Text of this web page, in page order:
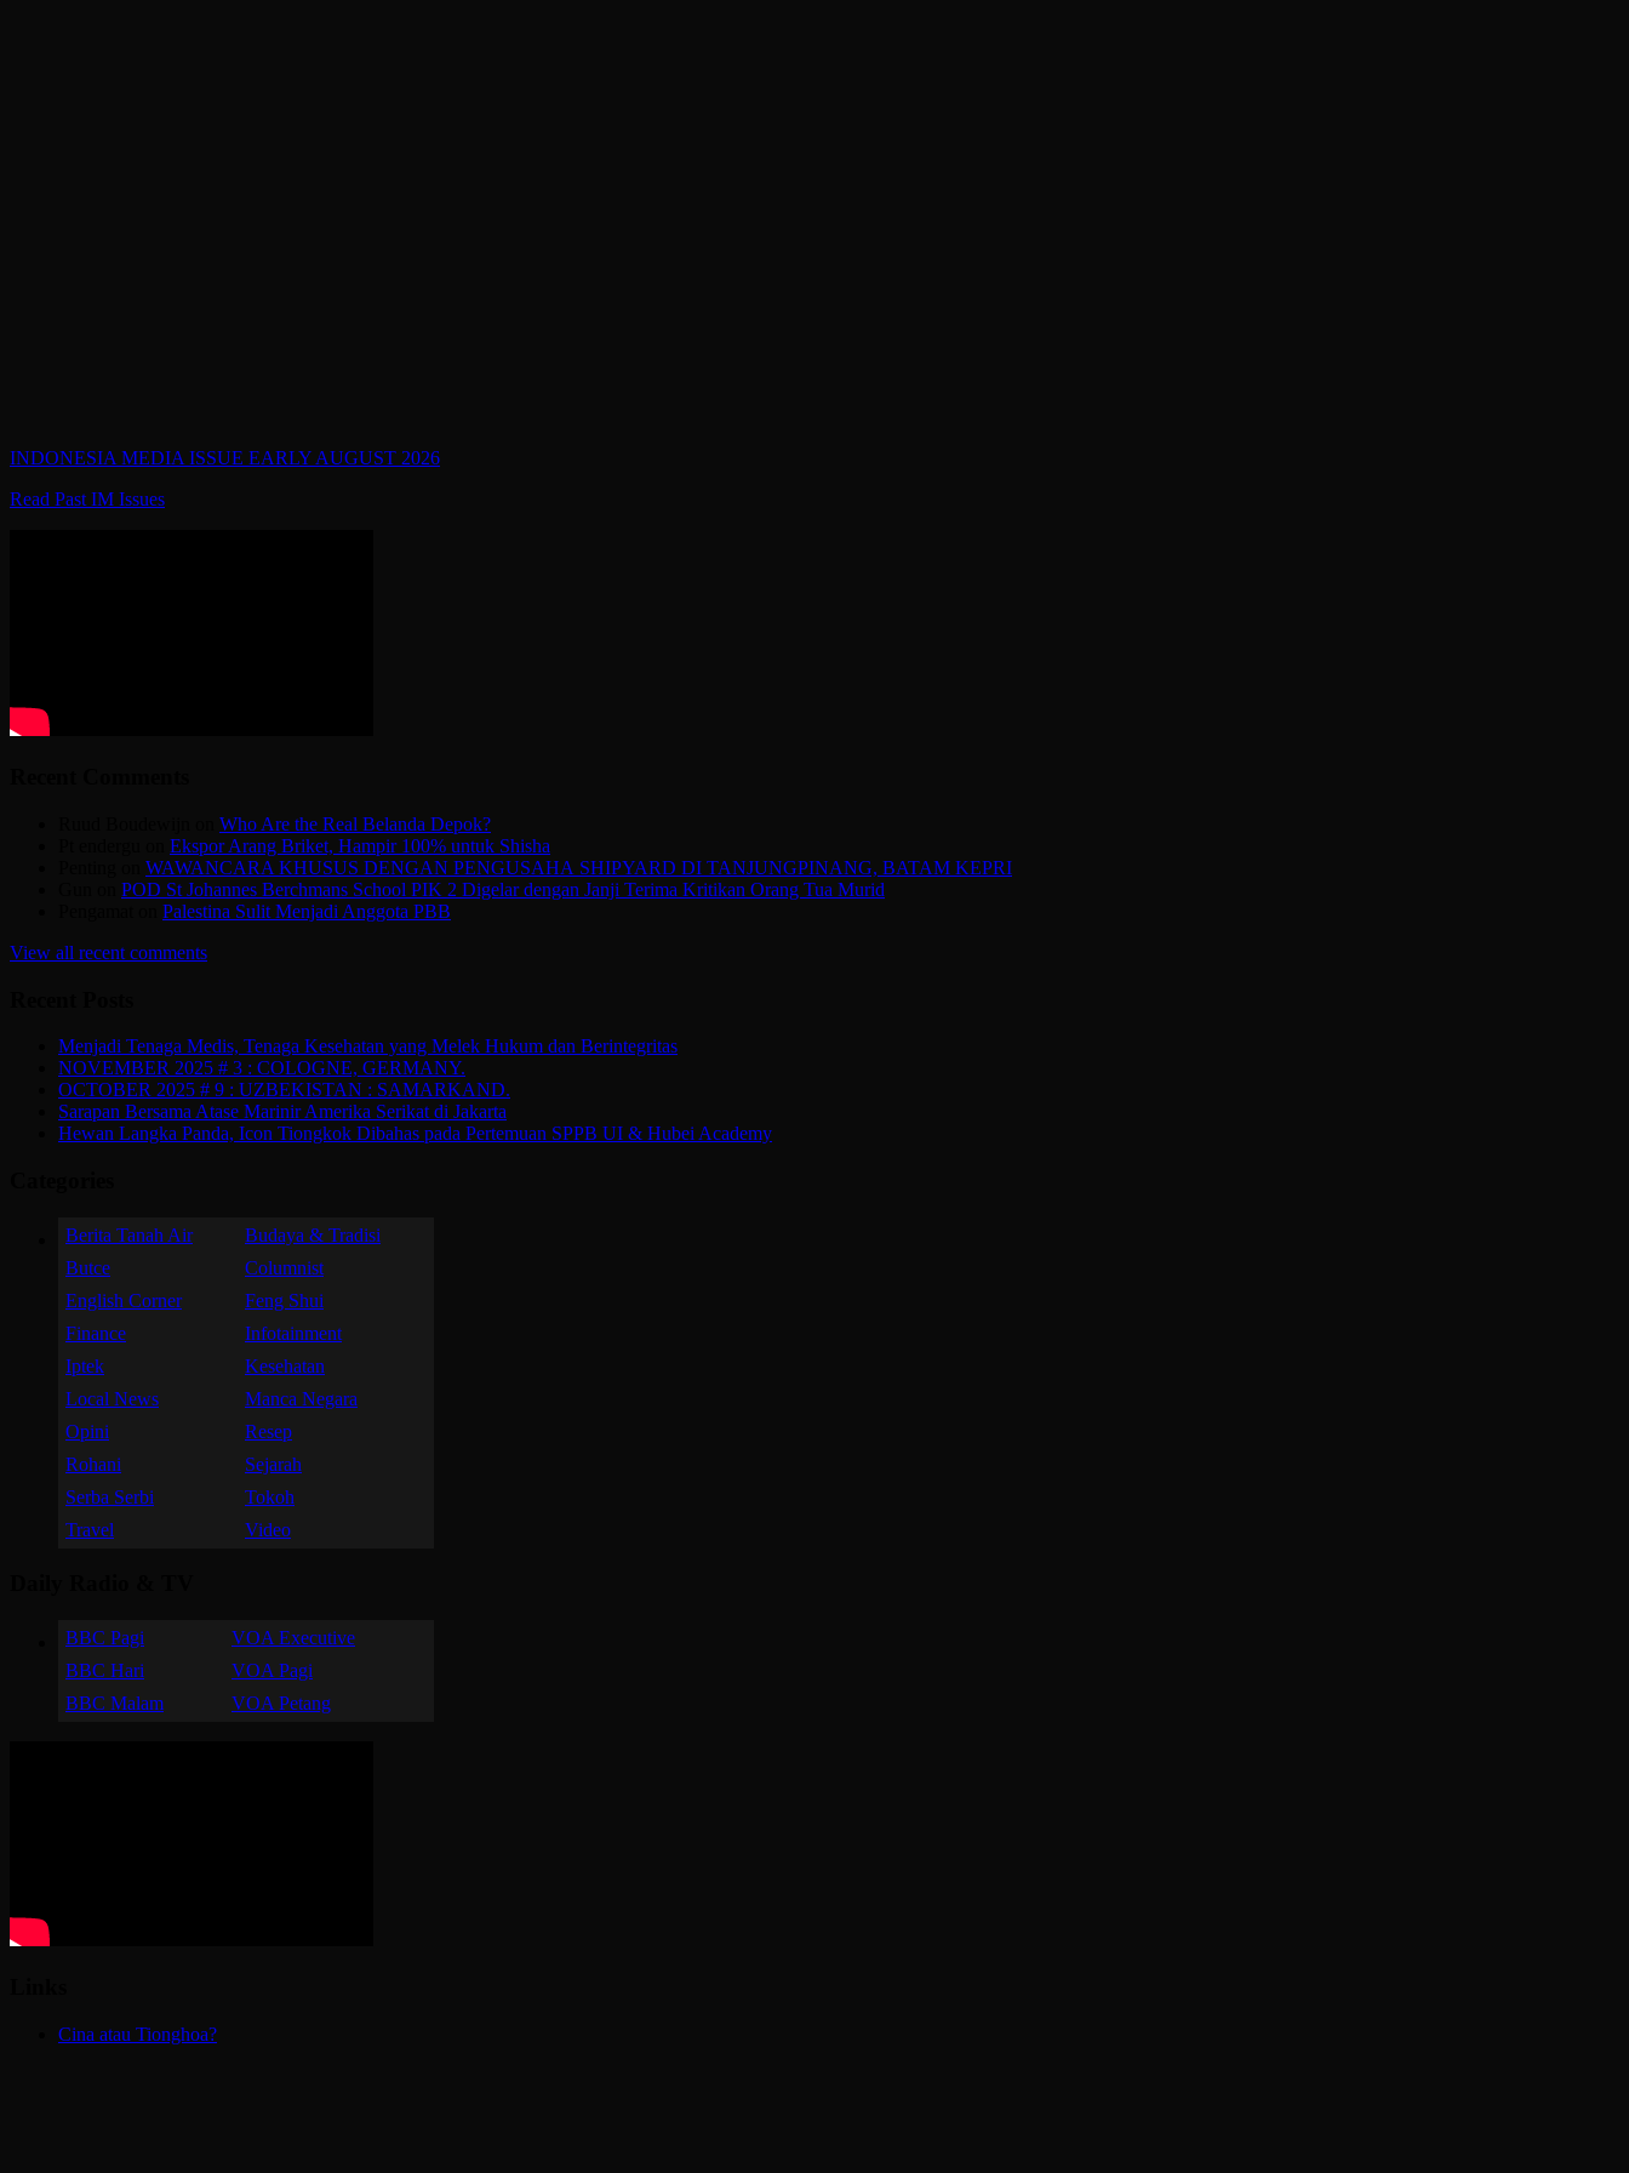
INDONESIA MEDIA ISSUE EARLY AUGUST 2026
Read Past IM Issues
Who Are the Real Belanda Depok?
Ekspor Arang Briket, Hampir 100% untuk Shisha
WAWANCARA KHUSUS DENGAN PENGUSAHA SHIPYARD DI TANJUNGPINANG, BATAM KEPRI
POD St Johannes Berchmans School PIK 2 Digelar dengan Janji Terima Kritikan Orang Tua Murid
Palestina Sulit Menjadi Anggota PBB
View all recent comments
Menjadi Tenaga Medis, Tenaga Kesehatan yang Melek Hukum dan Berintegritas
NOVEMBER 2025 # 3 : COLOGNE, GERMANY.
OCTOBER 2025 # 9 : UZBEKISTAN : SAMARKAND.
Sarapan Bersama Atase Marinir Amerika Serikat di Jakarta
Hewan Langka Panda, Icon Tiongkok Dibahas pada Pertemuan SPPB UI & Hubei Academy
Berita Tanah Air
Budaya & Tradisi
Butce
Columnist
English Corner
Feng Shui
Finance
Infotainment
Iptek
Kesehatan
Local News
Manca Negara
Opini
Resep
Rohani
Sejarah
Serba Serbi
Tokoh
Travel
Video
BBC Pagi
VOA Executive
BBC Hari
VOA Pagi
BBC Malam
VOA Petang
Cina atau Tionghoa?